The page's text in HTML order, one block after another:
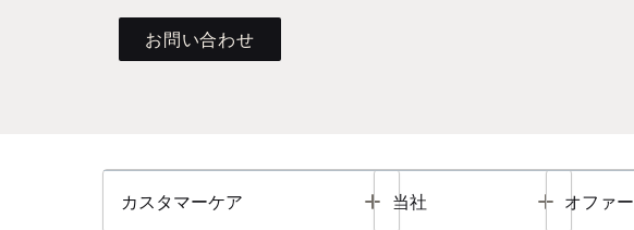
お問い合わせ
カスタマーケア Toggle
当社 Toggle
オファー